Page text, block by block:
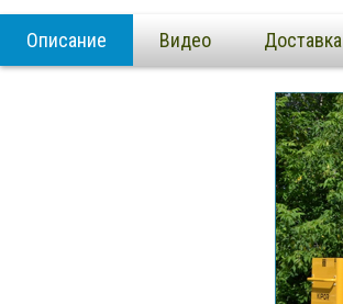
Описание Видео Доставка